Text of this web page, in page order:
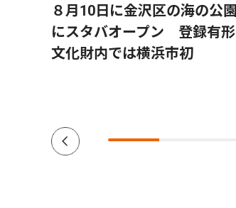
８月10日に金沢区の海の公園
にスタバオープン 登録有形
文化財内では横浜市初